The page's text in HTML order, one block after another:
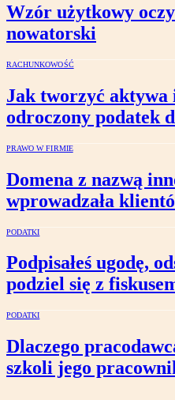
Wzór użytkowy
nowatorski
RACHUNKOWOŚĆ
Jak tworzyć aktywa
odroczony podatek
PRAWO W FIRMIE
Domena z nazwą
wprowadzała
PODATKI
Podpisałeś ugodę,
podziel się z
PODATKI
Dlaczego
szkoli jego